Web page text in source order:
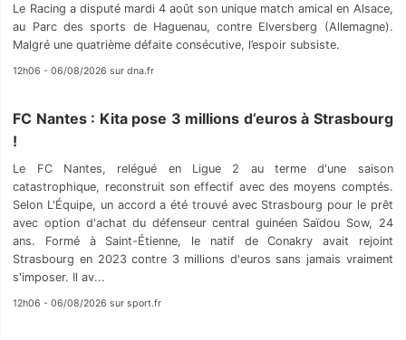
Le Racing a disputé mardi 4 août son unique match amical en Alsace,
au Parc des sports de Haguenau, contre Elversberg (Allemagne).
Malgré une quatrième défaite consécutive, l’espoir subsiste.
12h06 - 06/08/2026 sur dna.fr
FC Nantes : Kita pose 3 millions d’euros à Strasbourg
!
Le FC Nantes, relégué en Ligue 2 au terme d'une saison
catastrophique, reconstruit son effectif avec des moyens comptés.
Selon L'Équipe, un accord a été trouvé avec Strasbourg pour le prêt
avec option d'achat du défenseur central guinéen Saïdou Sow, 24
ans. Formé à Saint-Étienne, le natif de Conakry avait rejoint
Strasbourg en 2023 contre 3 millions d'euros sans jamais vraiment
s'imposer. Il av...
12h06 - 06/08/2026 sur sport.fr